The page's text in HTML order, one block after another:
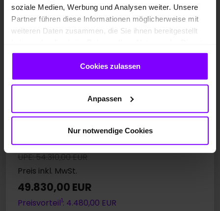
soziale Medien, Werbung und Analysen weiter. Unsere
Partner führen diese Informationen möglicherweise mit
weiteren Daten zusammen, die Sie ihnen bereitgestellt
gesammelt haben.
Cookies zulassen
Anpassen
Nur notwendige Cookies
Neufahrzeug
Elektro
10 km
210 kW / 286 PS
Automatik
FAHRERSITZ ELEKTRISCH
UPE: 54.310,00 EUR
Preis inkl. MwSt.
49.830,00 EUR
Preisvorteil1: 4.480,00 EUR